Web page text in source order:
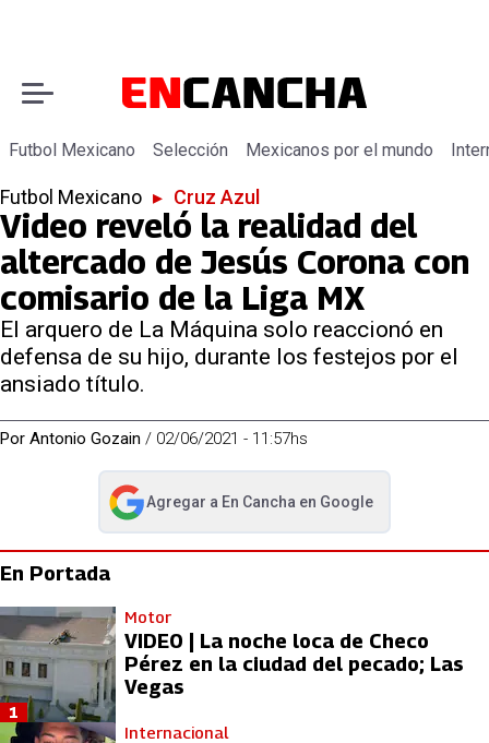
Futbol Mexicano Selección Mexicanos por el mundo
Futbol Mexicano ▸ Cruz Azul
Video reveló la realidad del
altercado de Jesús Corona con
comisario de la Liga MX
El arquero de La Máquina solo reaccionó en
defensa de su hijo, durante los festejos por el
ansiado título.
Por Antonio Gozain / 02/06/2021 - 11:57hs
Agregar a En Cancha en Google
abre en nueva pestaña
En Portada
Motor
VIDEO | La noche loca de Checo
Pérez en la ciudad del pecado; Las
Vegas
1
Internacional